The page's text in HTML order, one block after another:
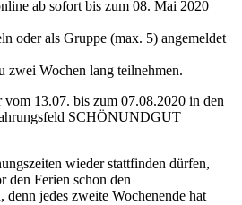
ab sofort bis zum 08. Mai 2020
oder als Gruppe (max. 5) angemeldet
zwei Wochen lang teilnehmen.
vom 13.07. bis zum 07.08.2020 in den
SCHÖNUNDGUT
wieder stattfinden dürfen,
den Ferien schon den
denn jedes zweite Wochenende hat